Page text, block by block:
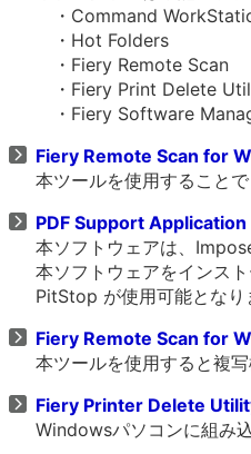
・Command
・Hot Folders
・Fiery Remote Scan
・Fiery Print Delete
・Fiery Software
Fiery Remote Scan for
本ツールを使用すること
PDF Support
本ソフトウェアは、
本ソフトウェアをインス
PitStop が使用可能となり
Fiery Remote Scan for
本ツールを使用すると複
Fiery Printer Delete
Windowsパソコンに組み